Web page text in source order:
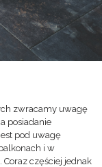
zwracamy uwagę
posiadanie
pod uwagę
i w
częściej jednak